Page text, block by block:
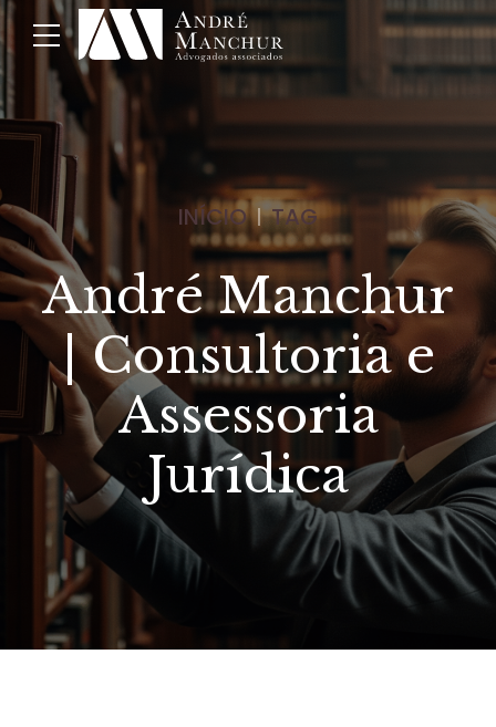
INÍCIO TAG
André Manchur
| Consultoria e
Assessoria
Jurídica